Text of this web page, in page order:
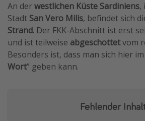
An derwestlichen Küste Sardiniens,
Stadt San Vero Milis, befindet sich
Strand. Der FKK-Abschnitt ist erst
und ist teilweise abgeschottetvom
Besonders ist, dass man sich hier im
Wort” geben kann.
Fehlender